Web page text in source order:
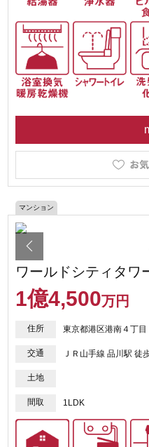
マンション
ワールドシティタ
1億4,500万円
住所 東京都港区港南４丁目
交通 ＪＲ山手線 品川駅 徒
土地
間取 1LDK